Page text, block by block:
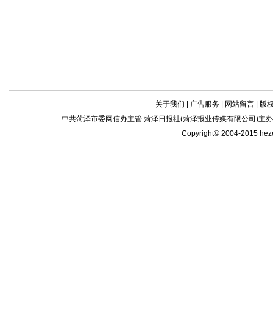
关于我们 广告服务| 网站留言| 版
中共菏泽市委网信办主管 菏泽日报社(菏泽报业传媒有限公司)主
Copyright© 2004-2015